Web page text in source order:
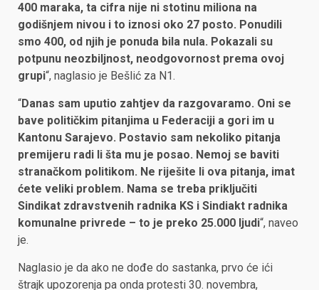
400 maraka, ta cifra nije ni stotinu miliona na
godišnjem nivou i to iznosi oko 27 posto. Ponudili
smo 400, od njih je ponuda bila nula. Pokazali su
potpunu neozbiljnost, neodgovornost prema ovoj
grupi“, naglasio je Bešlić za N1.
“Danas sam uputio zahtjev da razgovaramo. Oni se
bave političkim pitanjima u Federaciji a gori im u
Kantonu Sarajevo. Postavio sam nekoliko pitanja
premijeru radi li šta mu je posao. Nemoj se baviti
stranačkom politikom. Ne riješite li ova pitanja, imat
ćete veliki problem. Nama se treba priključiti
Sindikat zdravstvenih radnika KS i Sindiakt radnika
komunalne privrede – to je preko 25.000 ljudi“, naveo
je.
Naglasio je da ako ne dođe do sastanka, prvo će ići
štrajk upozorenja pa onda protesti 30. novembra,